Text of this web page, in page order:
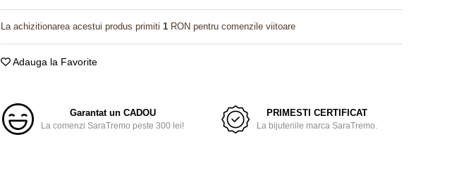
La achizitionarea acestui produs primiti 1 RON pentru comenzile viitoare
Adauga la Favorite
Garantat un CADOU
La comenzi SaraTremo peste 300 lei!
PRIMESTI CERTIFICAT
La bijuteriile marca SaraTremo.